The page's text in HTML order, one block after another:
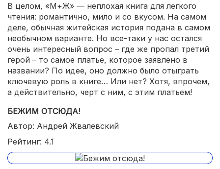
В целом, «М+Ж» — неплохая книга для легкого
чтения: романтично, мило и со вкусом. На самом
деле, обычная житейская история подана в самом
необычном варианте. Но все-таки у нас остался
очень интересный вопрос – где же пропал третий
герой – то самое платье, которое заявлено в
названии? По идее, оно должно было отыграть
ключевую роль в книге… Или нет? Хотя, впрочем,
а действительно, черт с ним, с этим платьем!
БЕЖИМ ОТСЮДА!
Автор: Андрей Жвалевский
Рейтинг: 4.1